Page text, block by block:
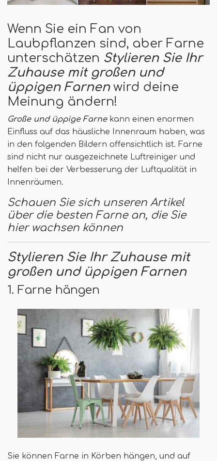
Wenn Sie ein Fan von
Laubpflanzen sind, aber Farne
unterschätzen Stylieren Sie Ihr
Zuhause mit großen und
üppigen Farnen wird deine
Meinung ändern!
Große und üppige Farnekann einen enormen
Einfluss auf das häusliche Innenraum haben, was
in den folgenden Bildern offensichtlich ist. Farne
sind nicht nur ausgezeichnete Luftreiniger und
helfen bei der Verbesserung der Luftqualität in
Innenräumen.
Schauen Sie sich unseren Artikel
über die besten Farne an, die Sie
hier wachsen können
Stylieren Sie Ihr Zuhause mit
großen und üppigen Farnen
1. Farne hängen
Sie können Farne in Körben hängen, und auf